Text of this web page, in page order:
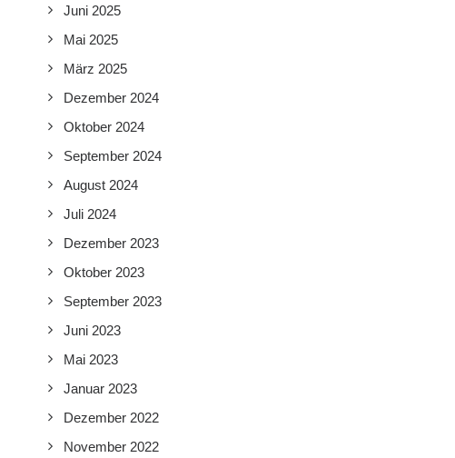
Juni 2025
Mai 2025
März 2025
Dezember 2024
Oktober 2024
September 2024
August 2024
Juli 2024
Dezember 2023
Oktober 2023
September 2023
Juni 2023
Mai 2023
Januar 2023
Dezember 2022
November 2022